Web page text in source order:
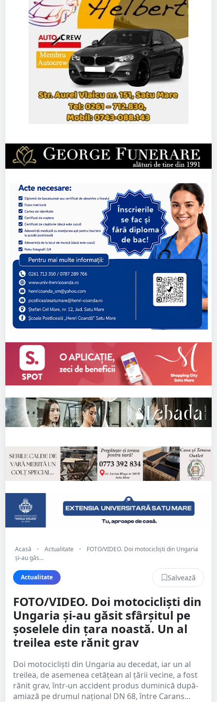
Acasă • Actualitate •
FOTO/VIDEO. Doi motocicliști din Ungaria
și-au găs...
Actualitate Salvează
FOTO/VIDEO. Doi motocicliști din
Ungaria și-au găsit sfârșitul pe
șoselele din țara noastă. Un al
treilea este rănit grav
Doi motociclişti din Ungaria au decedat, iar un al
treilea, de asemenea cetăţean al ţării vecine, a fost
rănit grav, într-un accident produs duminică după-
amiază pe drumul naţional DN 68, între Carans...